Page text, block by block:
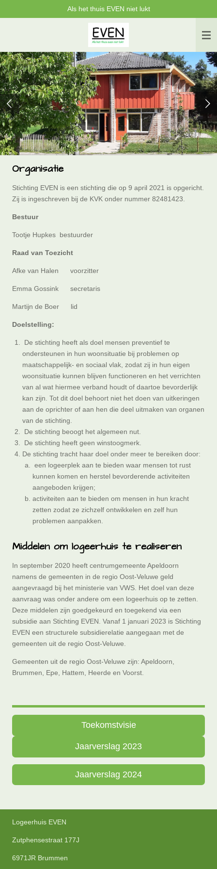
hoofdinhoud
Als het thuis EVEN niet lukt
Organisatie
Stichting EVEN is een stichting die op 9 april 2021 is opgericht.
Zij is ingeschreven bij de KVK onder nummer 82481423.
Bestuur
Tootje Hupkes bestuurder
Raad van Toezicht
Afke van Halen voorzitter
Emma Gossink secretaris
Martijn de Boer lid
Doelstelling:
De stichting heeft als doel mensen preventief te
ondersteunen in hun woonsituatie bij problemen op
maatschappelijk- en sociaal vlak, zodat zij in hun eigen
woonsituatie kunnen blijven functioneren en het verrichten
van al wat hiermee verband houdt of daartoe bevorderlijk
kan zijn. Tot dit doel behoort niet het doen van uitkeringen
aan de oprichter of aan hen die deel uitmaken van organen
van de stichting.
De stichting beoogt het algemeen nut.
De stichting heeft geen winstoogmerk.
De stichting tracht haar doel onder meer te bereiken door:
een logeerplek aan te bieden waar mensen tot rust
kunnen komen en herstel bevorderende activiteiten
aangeboden krijgen;
activiteiten aan te bieden om mensen in hun kracht
zetten zodat ze zichzelf ontwikkelen en zelf hun
problemen aanpakken.
Middelen om logeerhuis te realiseren
In september 2020 heeft centrumgemeente Apeldoorn
namens de gemeenten in de regio Oost-Veluwe geld
aangevraagd bij het ministerie van VWS. Het doel van deze
aanvraag was onder andere om een logeerhuis op te zetten.
Deze middelen zijn goedgekeurd en toegekend via een
subsidie aan Stichting EVEN. Vanaf 1 januari 2023 is Stichting
EVEN een structurele subsidierelatie aangegaan met de
gemeenten uit de regio Oost-Veluwe.
Gemeenten uit de regio Oost-Veluwe zijn: Apeldoorn,
Brummen, Epe, Hattem, Heerde en Voorst.
Toekomstvisie
Jaarverslag 2023
Jaarverslag 2024
Logeerhuis EVEN
Zutphensestraat 177J
6971JR Brummen